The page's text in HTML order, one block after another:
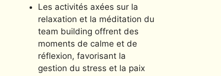
Les activités axées sur la
relaxation et la méditation du
team building offrent des
moments de calme et de
réflexion, favorisant la
gestion du stress et la paix